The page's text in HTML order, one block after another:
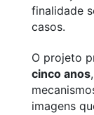
finalidade
casos.
O projeto
cinco anos
imagens